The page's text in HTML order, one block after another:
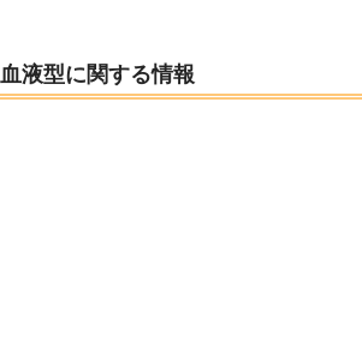
血液型に関する情報